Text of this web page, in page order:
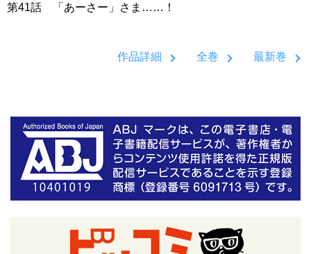
第41話 「あーさー」さま……！
作品詳細 全巻 最新巻